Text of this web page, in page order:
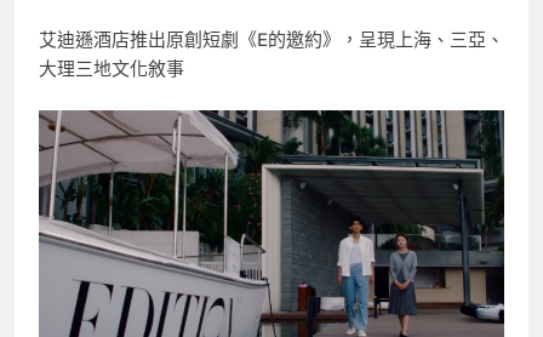
艾迪遜酒店推出原創短劇《E的邀約》，呈現上海、三亞、
大理三地文化敘事